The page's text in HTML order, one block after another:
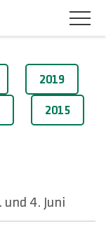
2019
2015
4. Juni